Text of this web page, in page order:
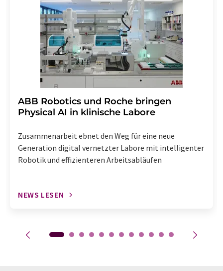
widerrufen. Zudem ist in jeder E-Mail ein Link zur
Abbestellung des entsprechenden Newsletters
enthalten.
​​​​​​​ABB Robotics und Roche bringen
Physical AI in klinische Labore
Zusammenarbeit ebnet den Weg für eine neue
Generation digital vernetzter Labore mit intelligenter
Robotik und effizienteren Arbeitsabläufen
NEWS LESEN